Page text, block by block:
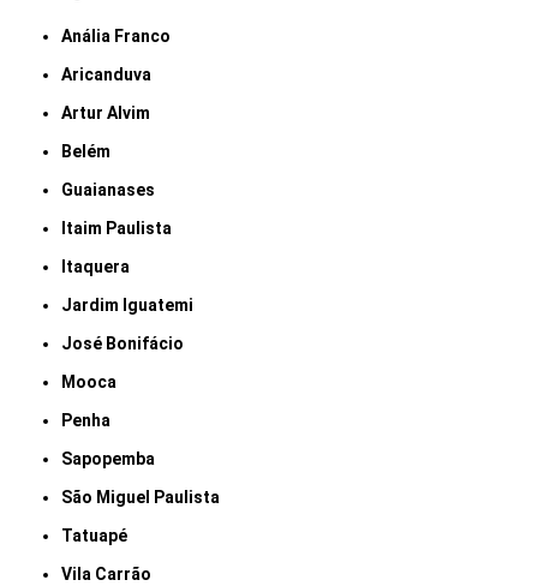
Anália Franco
Aricanduva
Artur Alvim
Belém
Guaianases
Itaim Paulista
Itaquera
Jardim Iguatemi
José Bonifácio
Mooca
Penha
Sapopemba
São Miguel Paulista
Tatuapé
Vila Carrão